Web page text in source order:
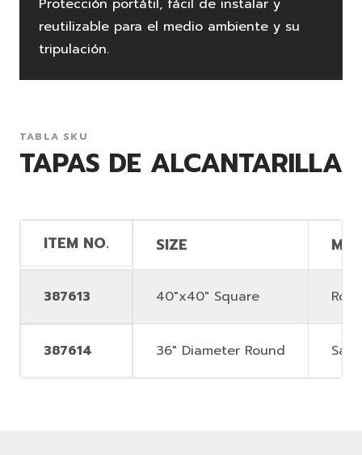
Protección portátil, fácil de instalar y
reutilizable para el medio ambiente y su
tripulación.
TABLA SKU
TAPAS DE ALCANTARILLA
ITEM NO. SIZE
387613 40"x40" Square
387614 36" Diameter Round